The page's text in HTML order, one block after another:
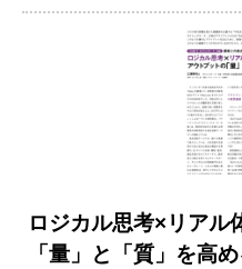
ロジカル思考×リアル
「量」と「質」を高